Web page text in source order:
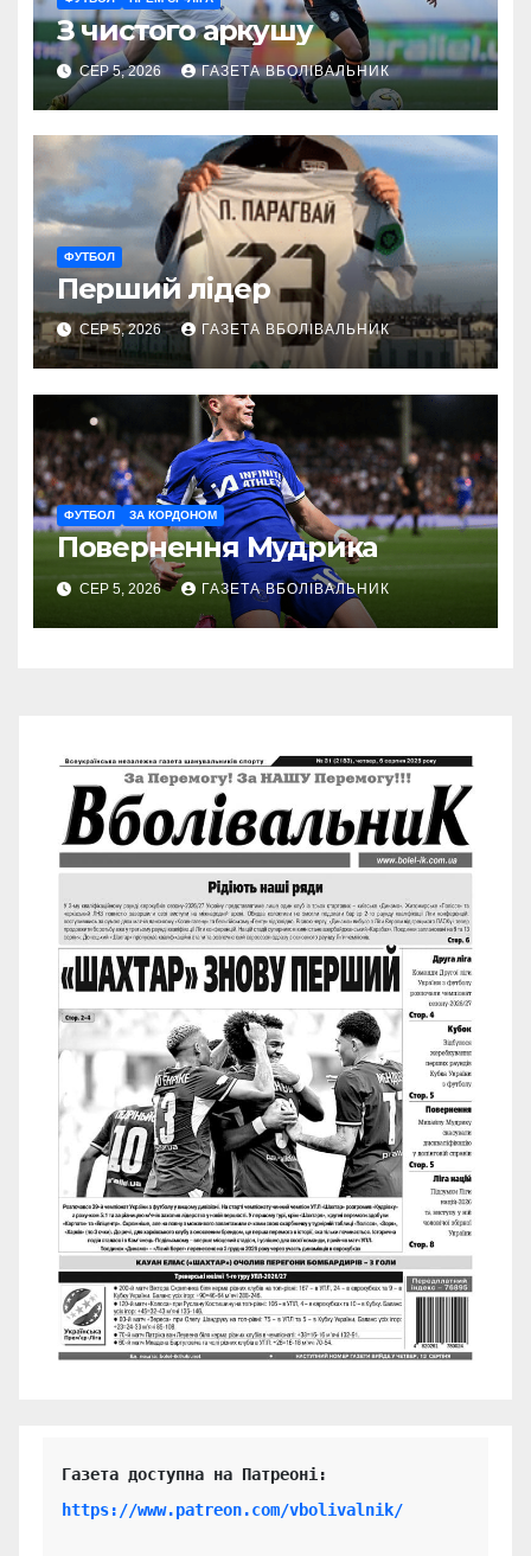
З чистого аркушу
СЕР 5, 2026 ГАЗЕТА ВБОЛІВАЛЬНИК
ФУТБОЛ
Перший лідер
СЕР 5, 2026 ГАЗЕТА ВБОЛІВАЛЬНИК
ФУТБОЛ ЗА КОРДОНОМ
Повернення Мудрика
СЕР 5, 2026 ГАЗЕТА ВБОЛІВАЛЬНИК
https://www.patreon.com/vbolivalnik/